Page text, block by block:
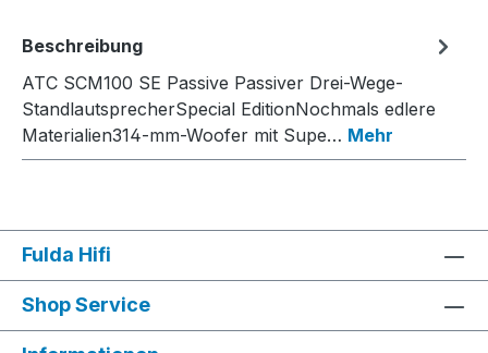
Beschreibung
ATC SCM100 SE Passive Passiver Drei-Wege-
StandlautsprecherSpecial EditionNochmals edlere
Materialien314-mm-Woofer mit Supe… Mehr
Fulda Hifi
Shop Service